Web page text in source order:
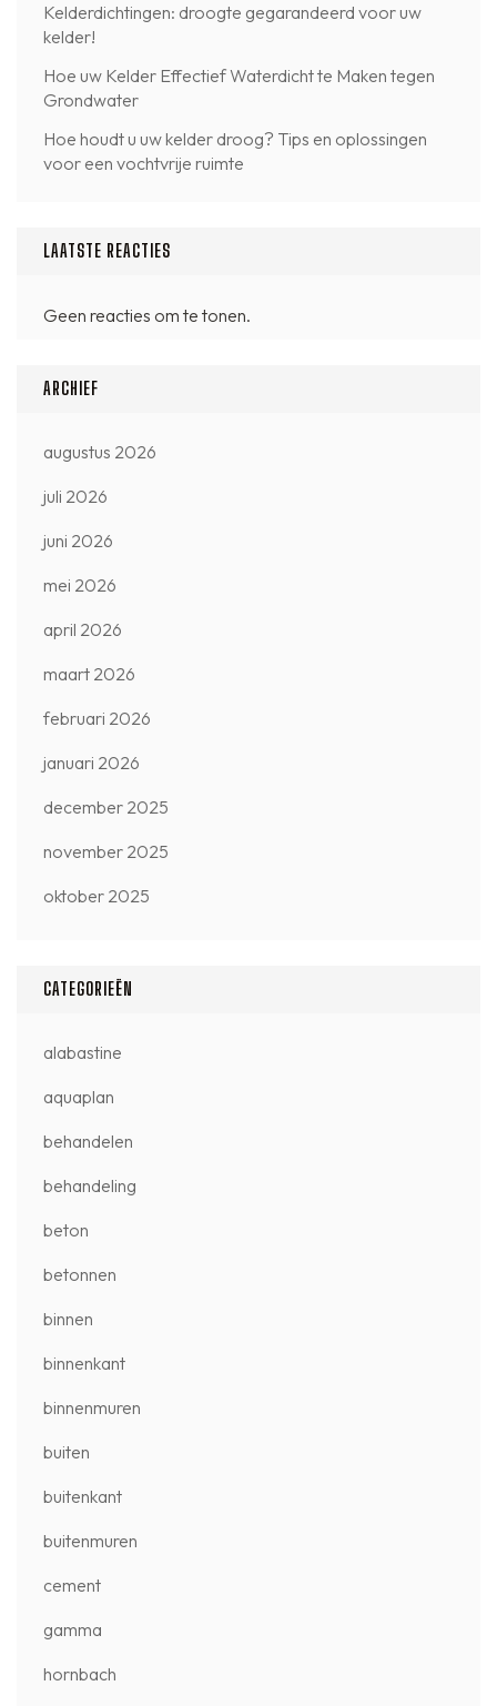
Kelderdichtingen: droogte gegarandeerd voor uw
kelder!
Hoe uw Kelder Effectief Waterdicht te Maken tegen
Grondwater
Hoe houdt u uw kelder droog? Tips en oplossingen
voor een vochtvrije ruimte
LAATSTE REACTIES
Geen reacties om te tonen.
ARCHIEF
augustus 2026
juli 2026
juni 2026
mei 2026
april 2026
maart 2026
februari 2026
januari 2026
december 2025
november 2025
oktober 2025
CATEGORIEËN
alabastine
aquaplan
behandelen
behandeling
beton
betonnen
binnen
binnenkant
binnenmuren
buiten
buitenkant
buitenmuren
cement
gamma
hornbach